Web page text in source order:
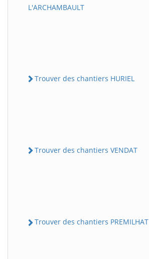
L'ARCHAMBAULT
Trouver des chantiers HURIEL
Trouver des chantiers VENDAT
Trouver des chantiers PREMILHAT